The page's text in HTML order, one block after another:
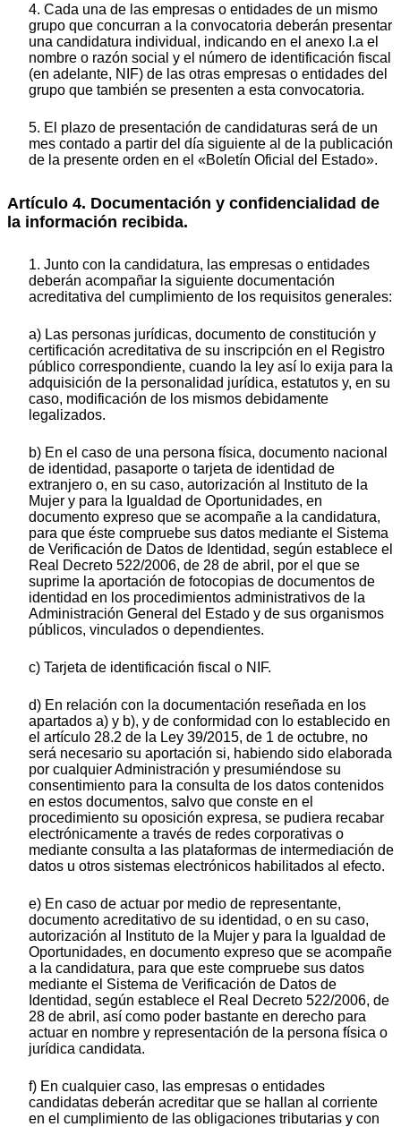
4. Cada una de las empresas o entidades de un mismo
grupo que concurran a la convocatoria deberán presentar
una candidatura individual, indicando en el anexo I.a el
nombre o razón social y el número de identificación fiscal
(en adelante, NIF) de las otras empresas o entidades del
grupo que también se presenten a esta convocatoria.
5. El plazo de presentación de candidaturas será de un
mes contado a partir del día siguiente al de la publicación
de la presente orden en el «Boletín Oficial del Estado».
Artículo 4. Documentación y confidencialidad de
la información recibida.
1. Junto con la candidatura, las empresas o entidades
deberán acompañar la siguiente documentación
acreditativa del cumplimiento de los requisitos generales:
a) Las personas jurídicas, documento de constitución y
certificación acreditativa de su inscripción en el Registro
público correspondiente, cuando la ley así lo exija para la
adquisición de la personalidad jurídica, estatutos y, en su
caso, modificación de los mismos debidamente
legalizados.
b) En el caso de una persona física, documento nacional
de identidad, pasaporte o tarjeta de identidad de
extranjero o, en su caso, autorización al Instituto de la
Mujer y para la Igualdad de Oportunidades, en
documento expreso que se acompañe a la candidatura,
para que éste compruebe sus datos mediante el Sistema
de Verificación de Datos de Identidad, según establece el
Real Decreto 522/2006, de 28 de abril, por el que se
suprime la aportación de fotocopias de documentos de
identidad en los procedimientos administrativos de la
Administración General del Estado y de sus organismos
públicos, vinculados o dependientes.
c) Tarjeta de identificación fiscal o NIF.
d) En relación con la documentación reseñada en los
apartados a) y b), y de conformidad con lo establecido en
el artículo 28.2 de la Ley 39/2015, de 1 de octubre, no
será necesario su aportación si, habiendo sido elaborada
por cualquier Administración y presumiéndose su
consentimiento para la consulta de los datos contenidos
en estos documentos, salvo que conste en el
procedimiento su oposición expresa, se pudiera recabar
electrónicamente a través de redes corporativas o
mediante consulta a las plataformas de intermediación de
datos u otros sistemas electrónicos habilitados al efecto.
e) En caso de actuar por medio de representante,
documento acreditativo de su identidad, o en su caso,
autorización al Instituto de la Mujer y para la Igualdad de
Oportunidades, en documento expreso que se acompañe
a la candidatura, para que este compruebe sus datos
mediante el Sistema de Verificación de Datos de
Identidad, según establece el Real Decreto 522/2006, de
28 de abril, así como poder bastante en derecho para
actuar en nombre y representación de la persona física o
jurídica candidata.
f) En cualquier caso, las empresas o entidades
candidatas deberán acreditar que se hallan al corriente
en el cumplimiento de las obligaciones tributarias y con